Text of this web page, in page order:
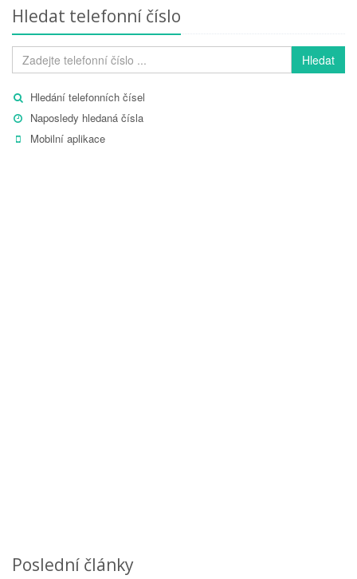
Hledat telefonní číslo
Hledat
Hledání telefonních čísel
Naposledy hledaná čísla
Mobilní aplikace
Poslední články